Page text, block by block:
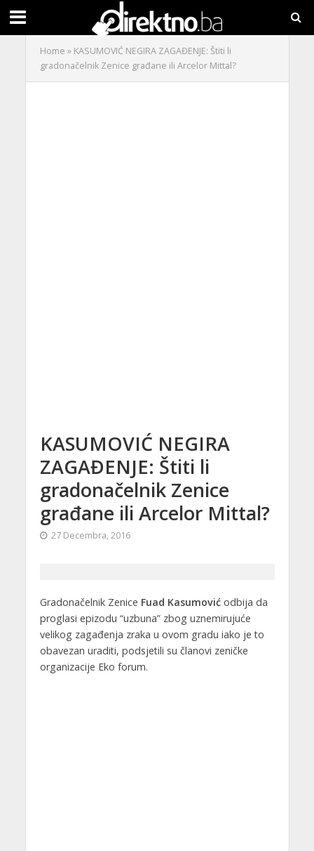
Home » KASUMOVIĆ NEGIRA ZAGAĐENJE: Štiti li
gradonačelnik Zenice građane ili Arcelor Mittal?
KASUMOVIĆ NEGIRA
ZAGAĐENJE: Štiti li
gradonačelnik Zenice
građane ili Arcelor Mittal?
27 Decembra, 2016
Gradonačelnik Zenice Fuad Kasumovićodbija da
proglasi epizodu “uzbuna” zbog uznemirujuće
velikog zagađenja zraka u ovom gradu iako je to
obavezan uraditi, podsjetili su članovi zeničke
organizacije Eko forum.